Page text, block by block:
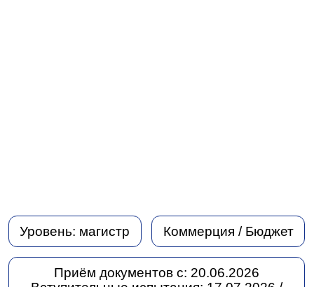
Срок и форма обучения: 2 года очно,